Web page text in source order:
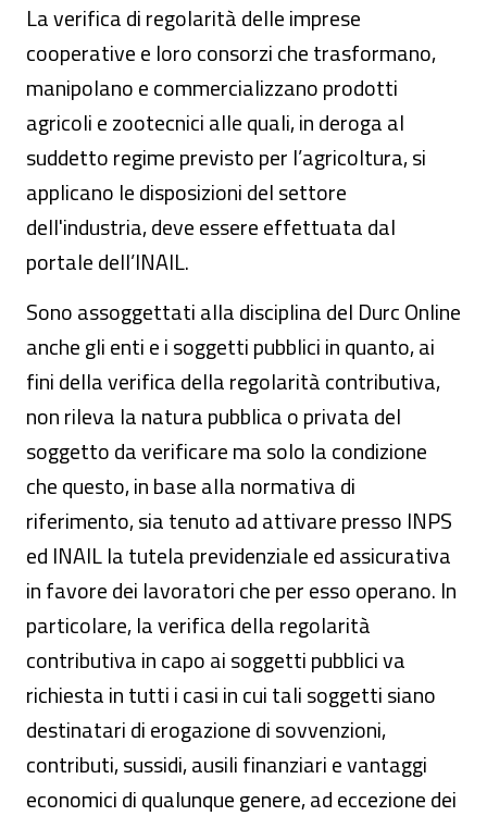
La verifica di regolarità delle imprese
cooperative e loro consorzi che trasformano,
manipolano e commercializzano prodotti
agricoli e zootecnici alle quali, in deroga al
suddetto regime previsto per l’agricoltura, si
applicano le disposizioni del settore
dell'industria, deve essere effettuata dal
portale dell’INAIL.
Sono assoggettati alla disciplina del Durc Online
anche gli enti e i soggetti pubblici in quanto, ai
fini della verifica della regolarità contributiva,
non rileva la natura pubblica o privata del
soggetto da verificare ma solo la condizione
che questo, in base alla normativa di
riferimento, sia tenuto ad attivare presso INPS
ed INAIL la tutela previdenziale ed assicurativa
in favore dei lavoratori che per esso operano. In
particolare, la verifica della regolarità
contributiva in capo ai soggetti pubblici va
richiesta in tutti i casi in cui tali soggetti siano
destinatari di erogazione di sovvenzioni,
contributi, sussidi, ausili finanziari e vantaggi
economici di qualunque genere, ad eccezione dei